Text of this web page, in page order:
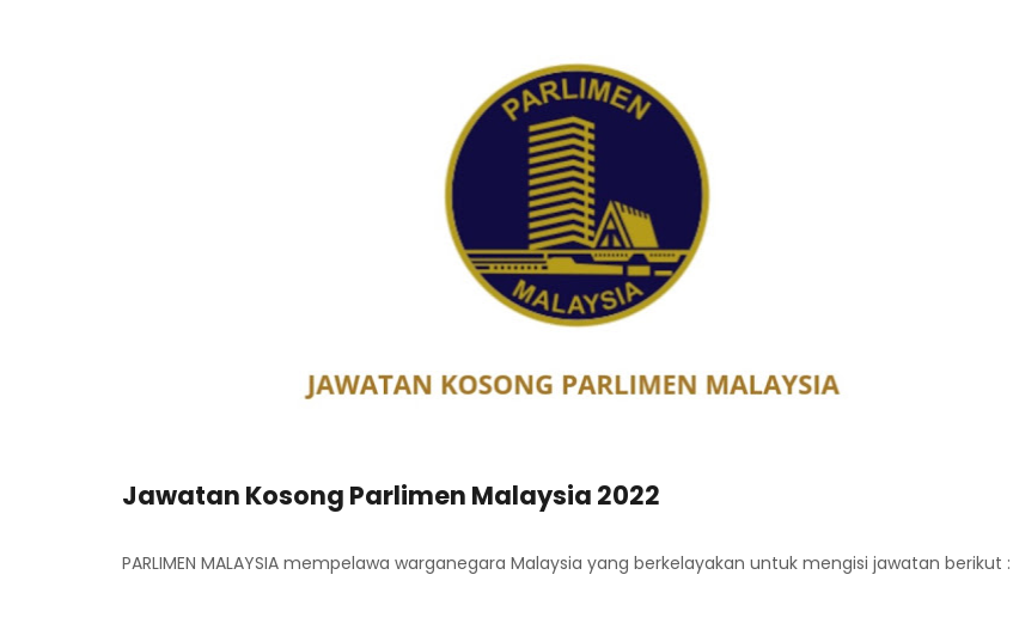
Jawatan Kosong Parlimen Malaysia 2022
PARLIMEN MALAYSIA mempelawa warganegara Malaysia yang berkelayakan untuk mengisi jawatan berikut :